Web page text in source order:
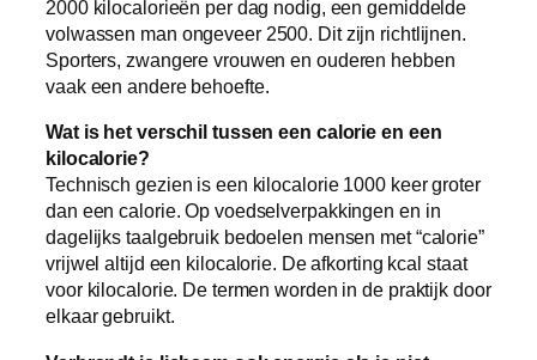
2000 kilocalorieën per dag nodig, een gemiddelde
volwassen man ongeveer 2500. Dit zijn richtlijnen.
Sporters, zwangere vrouwen en ouderen hebben
vaak een andere behoefte.
Wat is het verschil tussen een calorie en een
kilocalorie?
Technisch gezien is een kilocalorie 1000 keer groter
dan een calorie. Op voedselverpakkingen en in
dagelijks taalgebruik bedoelen mensen met “calorie”
vrijwel altijd een kilocalorie. De afkorting kcal staat
voor kilocalorie. De termen worden in de praktijk door
elkaar gebruikt.